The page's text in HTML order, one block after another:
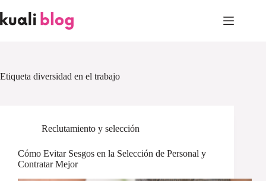
to
content
Etiqueta diversidad en el trabajo
Reclutamiento y selección
Cómo Evitar Sesgos en la Selección de Personal y
Contratar Mejor